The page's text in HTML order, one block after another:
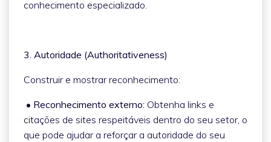
conhecimento especializado.
3. Autoridade (Authoritativeness)
Construir e mostrar reconhecimento:
• Reconhecimento externo: Obtenha links e
citações de sites respeitáveis dentro do seu setor, o
que pode ajudar a reforçar a autoridade do seu